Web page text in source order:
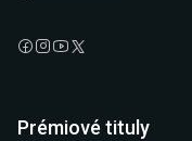
Prémiové tituly